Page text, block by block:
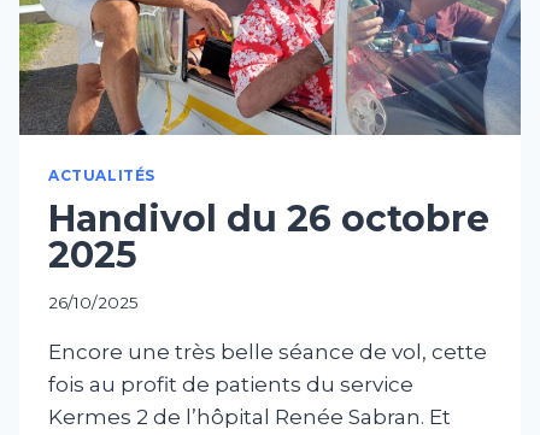
DE
TOULON
ACTUALITÉS
Handivol du 26 octobre
2025
26/10/2025
Encore une très belle séance de vol, cette
fois au profit de patients du service
Kermes 2 de l’hôpital Renée Sabran. Et